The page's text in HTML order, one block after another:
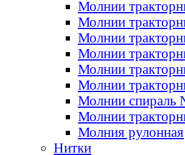
Молнии
Молнии
Молнии
Молнии
Молнии
Молнии
Молнии
Молнии
Молния рулонная
Нитки